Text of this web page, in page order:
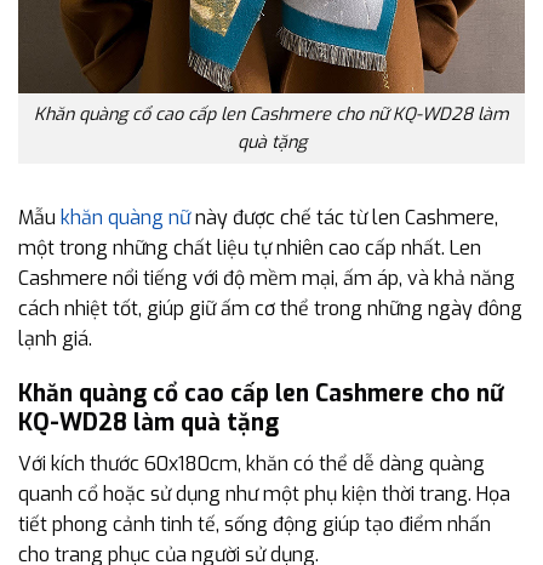
Khăn quàng cổ cao cấp len Cashmere cho nữ KQ-WD28 làm
quà tặng
Mẫu khăn quàng nữnày được chế tác từ len Cashmere,
một trong những chất liệu tự nhiên cao cấp nhất. Len
Cashmere nổi tiếng với độ mềm mại, ấm áp, và khả năng
cách nhiệt tốt, giúp giữ ấm cơ thể trong những ngày đông
lạnh giá.
Khăn quàng cổ cao cấp len Cashmere cho nữ
KQ-WD28 làm quà tặng
Với kích thước 60x180cm, khăn có thể dễ dàng quàng
quanh cổ hoặc sử dụng như một phụ kiện thời trang. Họa
tiết phong cảnh tinh tế, sống động giúp tạo điểm nhấn
cho trang phục của người sử dụng.